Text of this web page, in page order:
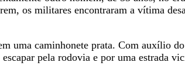
os militares encontraram a vítima
uma caminhonete prata. Com auxílio
pela rodovia e por uma estrada